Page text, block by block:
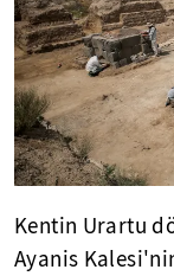
Kentin Urartu
Ayanis